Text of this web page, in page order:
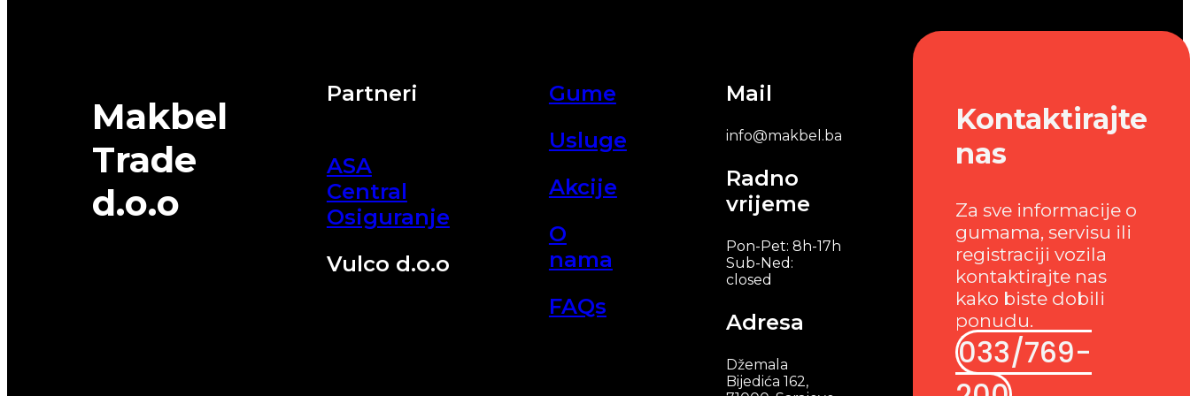
Makbel
Trade
d.o.o
Partneri
ASA
Central
Osiguranje
Vulco d.o.o
Gume
Usluge
Akcije
O
nama
FAQs
Mail
info@makbel.ba
Radno
vrijeme
Pon-Pet: 8h-17h
Sub-Ned:
closed
Adresa
Džemala
Bijedića 162,
Kontaktirajte
nas
Za sve informacije o
gumama, servisu ili
registraciji vozila
kontaktirajte nas
kako biste dobili
ponudu.
033/769-